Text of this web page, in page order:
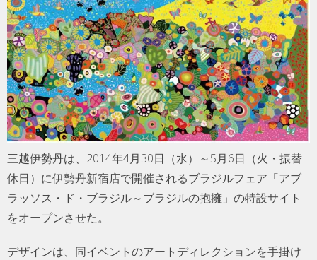
三越伊勢丹は、2014年4月30日（水）～5月6日（火・振替
休日）に伊勢丹新宿店で開催されるブラジルフェア「アブ
ラッソス・ド・ブラジル～ブラジルの抱擁」の特設サイト
をオープンさせた。
デザインは、同イベントのアートディレクションを手掛け